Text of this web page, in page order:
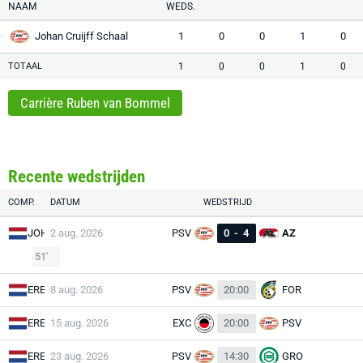
NAAM WEDS.
Johan Cruijff Schaal 1 0 0 1 0
TOTAAL 1 0 0 1 0
Carrière Ruben van Bommel
Recente wedstrijden
COMP. DATUM WEDSTRIJD
JOH 2 aug. 2026 PSV 0 - 4
AZ
51'
ERE 8 aug. 2026 PSV 20:00 FOR
ERE 15 aug. 2026 EXC 20:00 PSV
ERE 23 aug. 2026 PSV 14:30 GRO